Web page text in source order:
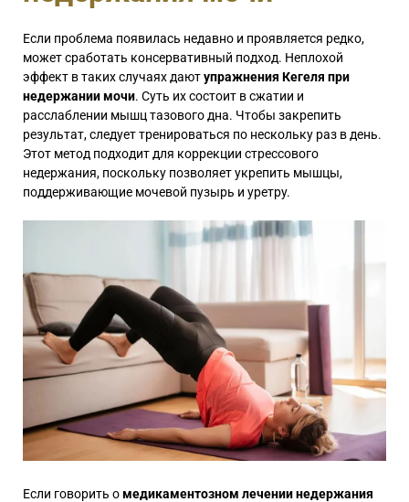
Если проблема появилась недавно и проявляется редко,
может сработать консервативный подход. Неплохой
эффект в таких случаях даютупражнения Кегеля при
недержании мочи. Суть их состоит в сжатии и
расслаблении мышц тазового дна. Чтобы закрепить
результат, следует тренироваться по нескольку раз в день.
Этот метод подходит для коррекции стрессового
недержания, поскольку позволяет укрепить мышцы,
поддерживающие мочевой пузырь и уретру.
Если говорить омедикаментозном лечении недержания